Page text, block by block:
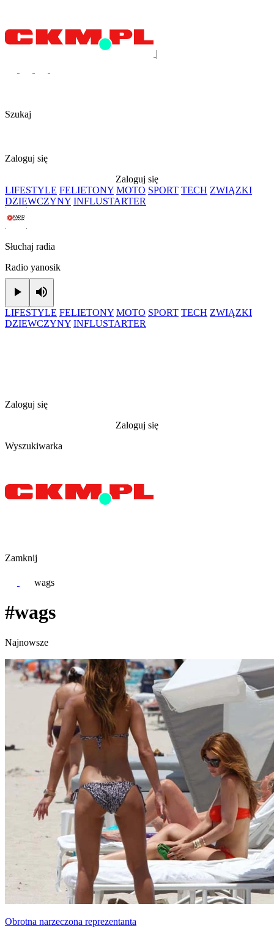
|
Szukaj
Zaloguj się
Zaloguj się
LIFESTYLE FELIETONY MOTO SPORT TECH ZWIĄZKI
DZIEWCZYNY INFLUSTARTER
Słuchaj radia
Radio yanosik
Play
LIFESTYLE FELIETONY MOTO SPORT TECH ZWIĄZKI
DZIEWCZYNY INFLUSTARTER
Zaloguj się
Zaloguj się
Wyszukiwarka
Zamknij
wags
#wags
Najnowsze
Obrotna narzeczona reprezentanta